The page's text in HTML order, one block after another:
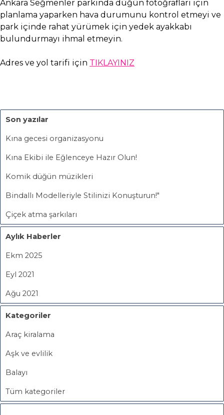
Ankara Seğmenler parkında düğün fotoğrafları için
planlama yaparken hava durumunu kontrol etmeyi ve
park içinde rahat yürümek için yedek ayakkabı
bulundurmayı ihmal etmeyin.
Adres ve yol tarifi için TIKLAYINIZ
Son yazılar
Kına gecesi organizasyonu
Kına Ekibi ile Eğlenceye Hazır Olun!
Komik düğün müzikleri
Bindallı Modelleriyle Stilinizi Konuşturun!"
Çiçek atma şarkıları
Aylık Haberler
Ekm 2025
Eyl 2021
Ağu 2021
Kategoriler
Araç kiralama
Aşk ve evlilik
Balayı
Tüm kategoriler